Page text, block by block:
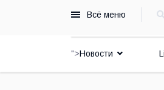
Всё меню
">Новости